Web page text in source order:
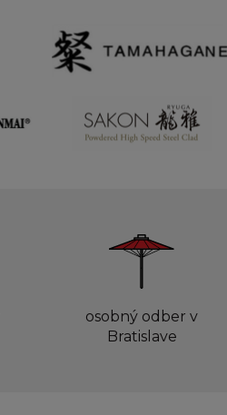
osobný odber v
Bratislave